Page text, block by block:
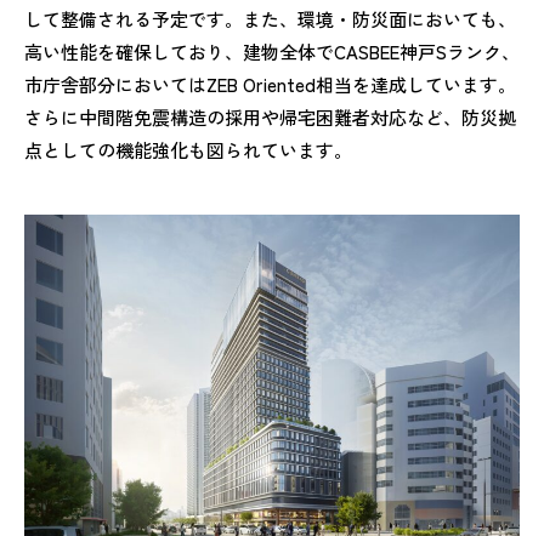
して整備される予定です。また、環境・防災面においても、
高い性能を確保しており、建物全体でCASBEE神戸Sランク、
市庁舎部分においてはZEB Oriented相当を達成しています。
さらに中間階免震構造の採用や帰宅困難者対応など、防災拠
点としての機能強化も図られています。